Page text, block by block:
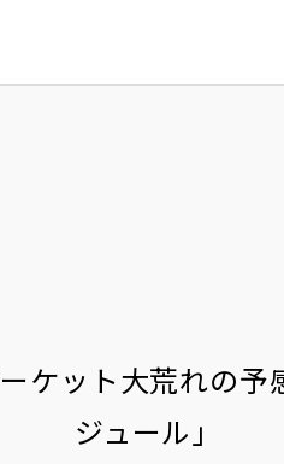
ケット大荒れの
ジュール」